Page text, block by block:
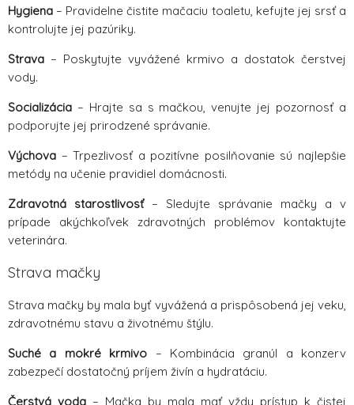
Hygiena – Pravidelne čistite mačaciu toaletu, kefujte jej srsť a
kontrolujte jej pazúriky.
Strava – Poskytujte vyvážené krmivo a dostatok čerstvej
vody.
Socializácia – Hrajte sa s mačkou, venujte jej pozornosť a
podporujte jej prirodzené správanie.
Výchova – Trpezlivosť a pozitívne posilňovanie sú najlepšie
metódy na učenie pravidiel domácnosti.
Zdravotná starostlivosť– Sledujte správanie mačky a v
prípade akýchkoľvek zdravotných problémov kontaktujte
veterinára.
Strava mačky
Strava mačky by mala byť vyvážená a prispôsobená jej veku,
zdravotnému stavu a životnému štýlu.
Suché a mokré krmivo – Kombinácia granúl a konzerv
zabezpečí dostatočný príjem živín a hydratáciu.
Čerstvá voda – Mačka by mala mať vždy prístup k čistej